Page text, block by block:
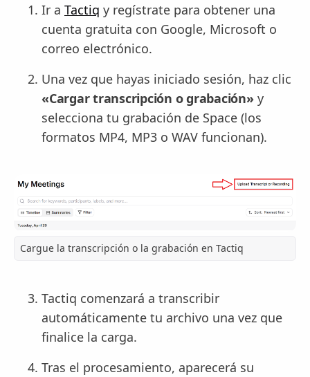
Ir a Tactiq y regístrate para obtener una
cuenta gratuita con Google, Microsoft o
correo electrónico.
Una vez que hayas iniciado sesión, haz clic
«Cargar transcripción o grabación»y
selecciona tu grabación de Space (los
formatos MP4, MP3 o WAV funcionan).
Cargue la transcripción o la grabación en Tactiq
Tactiq comenzará a transcribir
automáticamente tu archivo una vez que
finalice la carga.
Tras el procesamiento, aparecerá su